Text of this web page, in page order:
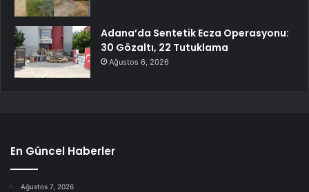
Adana’da Sentetik Ecza Operasyonu:
30 Gözaltı, 22 Tutuklama
Ağustos 6, 2026
En Güncel Haberler
Ağustos 7, 2026